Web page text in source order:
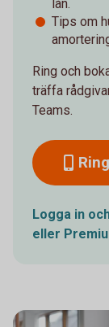
lån.
Tips om
Ring och
träffa
Teams.
Logga in
eller